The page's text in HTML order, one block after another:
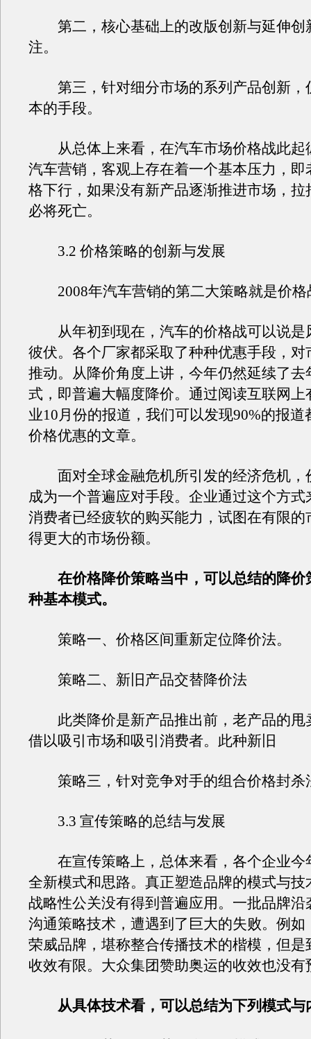
第二，核心基础上的改版创新与延伸创
注。
第三，针对细分市场的系列产品创新，
本的手段。
从总体上来看，在汽车市场价格战此起
汽车营销，客观上存在着一个基本压力，即
格下行，如果没有新产品逐渐推进市场，拉
必将死亡。
3.2 价格策略的创新与发展
2008年汽车营销的第二大策略就是价格
从年初到现在，汽车的价格战可以说是
彼伏。各个厂家都采取了种种优惠手段，对
推动。从降价角度上讲，今年仍然延续了去
式，即普遍大幅度降价。通过阅读互联网上
业10月份的报道，我们可以发现90%的报道
价格优惠的文章。
面对全球金融危机所引发的经济危机，
成为一个普遍应对手段。企业通过这个方式
消费者已经疲软的购买能力，试图在有限的
得更大的市场份额。
在价格降价策略当中，可以总结的降价
种基本模式。
策略一、价格区间重新定位降价法。
策略二、新旧产品交替降价法
此类降价是新产品推出前，老产品的甩
借以吸引市场和吸引消费者。此种新旧
策略三，针对竞争对手的组合价格封杀
3.3 宣传策略的总结与发展
在宣传策略上，总体来看，各个企业今
全新模式和思路。真正塑造品牌的模式与技
战略性公关没有得到普遍应用。一批品牌沿
沟通策略技术，遭遇到了巨大的失败。例如
荣威品牌，堪称整合传播技术的楷模，但是
收效有限。大众集团赞助奥运的收效也没有
从具体技术看，可以总结为下列模式与